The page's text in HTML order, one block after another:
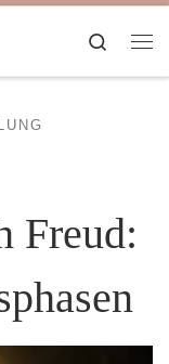
Search
Freud: